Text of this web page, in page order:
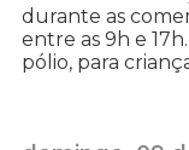
durante as
entre as 9h e
pólio, para